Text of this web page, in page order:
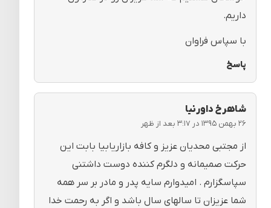
داریم.
با سپاس فراوان
پاسخ
شاهرخ داورنیا
۲۶ بهمن ۱۳۹۵ در ۳:۱۷ بعد از ظهر
از مجتبی محدیان عزیز و کافه بازاریابیا بابت این
حرکت صمیمانه و دلگرم کننده دوست داشتنی
سپاسگزارم . امیدوارم سایه پدر و مادر بر سر همه
شما عزیزان تا سالهای سال باشد و اگر به رحمت خدا